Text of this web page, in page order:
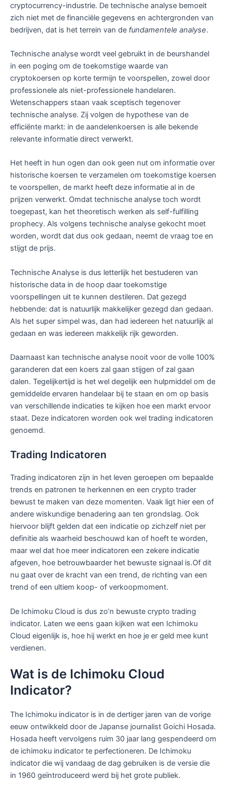
cryptocurrency-industrie. De technische analyse bemoeit
zich niet met de financiële gegevens en achtergronden van
bedrijven, dat is het terrein van de fundamentele analyse.
Technische analyse wordt veel gebruikt in de beurshandel
in een poging om de toekomstige waarde van
cryptokoersen op korte termijn te voorspellen, zowel door
professionele als niet-professionele handelaren.
Wetenschappers staan vaak sceptisch tegenover
technische analyse. Zij volgen de hypothese van de
efficiënte markt: in de aandelenkoersen is alle bekende
relevante informatie direct verwerkt.
Het heeft in hun ogen dan ook geen nut om informatie over
historische koersen te verzamelen om toekomstige koersen
te voorspellen, de markt heeft deze informatie al in de
prijzen verwerkt. Omdat technische analyse toch wordt
toegepast, kan het theoretisch werken als self-fulfilling
prophecy. Als volgens technische analyse gekocht moet
worden, wordt dat dus ook gedaan, neemt de vraag toe en
stijgt de prijs.
Technische Analyse is dus letterlijk het bestuderen van
historische data in de hoop daar toekomstige
voorspellingen uit te kunnen destileren. Dat gezegd
hebbende: dat is natuurlijk makkelijker gezegd dan gedaan.
Als het super simpel was, dan had iedereen het natuurlijk al
gedaan en was iedereen makkelijk rijk geworden.
Daarnaast kan technische analyse nooit voor de volle 100%
garanderen dat een koers zal gaan stijgen of zal gaan
dalen. Tegelijkertijd is het wel degelijk een hulpmiddel om de
gemiddelde ervaren handelaar bij te staan en om op basis
van verschillende indicaties te kijken hoe een markt ervoor
staat. Deze indicatoren worden ook wel trading indicatoren
genoemd.
Trading Indicatoren
Trading indicatoren zijn in het leven geroepen om bepaalde
trends en patronen te herkennen en een crypto trader
bewust te maken van deze momenten. Vaak ligt hier een of
andere wiskundige benadering aan ten grondslag. Ook
hiervoor blijft gelden dat een indicatie op zichzelf niet per
definitie als waarheid beschouwd kan of hoeft te worden,
maar wel dat hoe meer indicatoren een zekere indicatie
afgeven, hoe betrouwbaarder het bewuste signaal is.Of dit
nu gaat over de kracht van een trend, de richting van een
trend of een ultiem koop- of verkoopmoment.
De Ichimoku Cloud is dus zo’n bewuste crypto trading
indicator. Laten we eens gaan kijken wat een Ichimoku
Cloud eigenlijk is, hoe hij werkt en hoe je er geld mee kunt
verdienen.
Wat is de Ichimoku Cloud
Indicator?
The Ichimoku indicator is in de dertiger jaren van de vorige
eeuw ontwikkeld door de Japanse journalist Goichi Hosada.
Hosada heeft vervolgens ruim 30 jaar lang gespendeerd om
de ichimoku indicator te perfectioneren. De Ichimoku
indicator die wij vandaag de dag gebruiken is de versie die
in 1960 geïntroduceerd werd bij het grote publiek.